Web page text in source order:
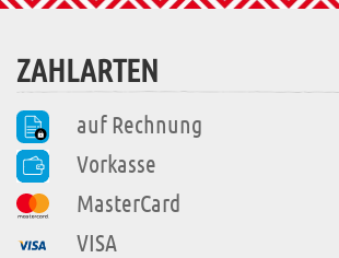
ZAHLARTEN
auf Rechnung
Vorkasse
MasterCard
VISA